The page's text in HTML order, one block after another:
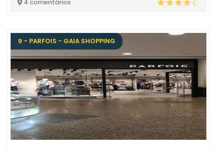
4 comentários
9 - PARFOIS - GAIA SHOPPING